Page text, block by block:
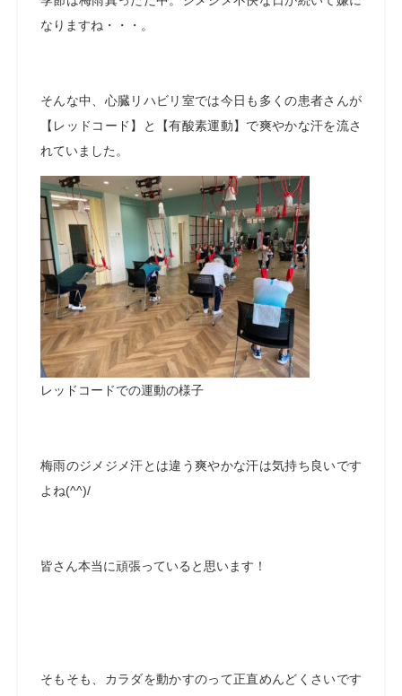
なりますね・・・。
そんな中、心臓リハビリ室では今日も多くの患者さんが
【レッドコード】と【有酸素運動】で爽やかな汗を流さ
れていました。
レッドコードでの運動の様子
梅雨のジメジメ汗とは違う爽やかな汗は気持ち良いです
よね(^^)/
皆さん本当に頑張っていると思います！
そもそも、カラダを動かすのって正直めんどくさいです